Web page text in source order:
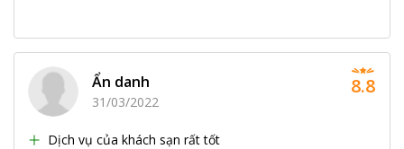
Ẩn danh
31/03/2022
Dịch vụ của khách sạn rất tốt
8.8